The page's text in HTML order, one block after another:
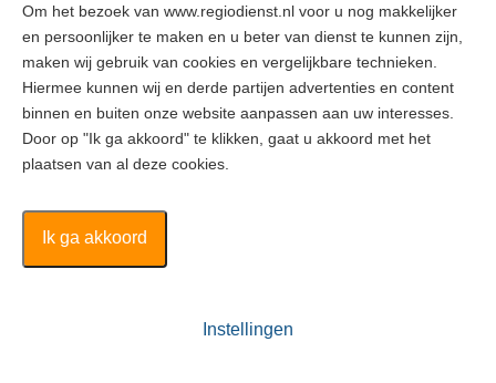
Veelgestelde vragen
Inschrijven
ZZPers
Inschrijven
Algemene voorwaarden
Om het bezoek van www.regiodienst.nl voor u nog makkelijker
en persoonlijker te maken en u beter van dienst te kunnen zijn,
maken wij gebruik van cookies en vergelijkbare technieken.
Hiermee kunnen wij en derde partijen advertenties en content
binnen en buiten onze website aanpassen aan uw interesses.
Door op "Ik ga akkoord" te klikken, gaat u akkoord met het
plaatsen van al deze cookies.
Ik ga akkoord
Instellingen